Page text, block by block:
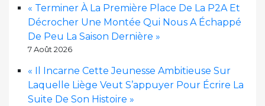
« Terminer À La Première Place De La P2A Et
Décrocher Une Montée Qui Nous A Échappé
De Peu La Saison Dernière »
7 Août 2026
« Il Incarne Cette Jeunesse Ambitieuse Sur
Laquelle Liège Veut S’appuyer Pour Écrire La
Suite De Son Histoire »